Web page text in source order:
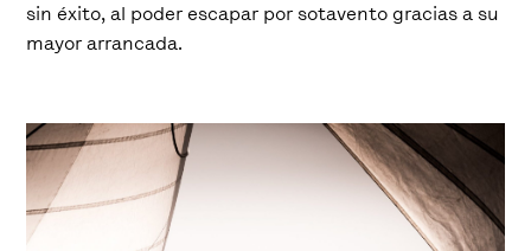
sin éxito, al poder escapar por sotavento gracias a su
mayor arrancada.